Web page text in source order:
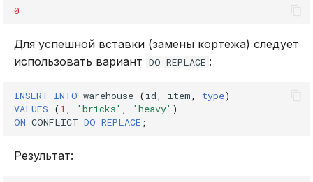
0
Для успешной вставки (замены кортежа) следует
использовать вариант DO REPLACE :
INSERT INTO warehouse (id item type)
VALUES
(1 'bricks' 'heavy' )
ON CONFLICT DO REPLACE ;
Результат: